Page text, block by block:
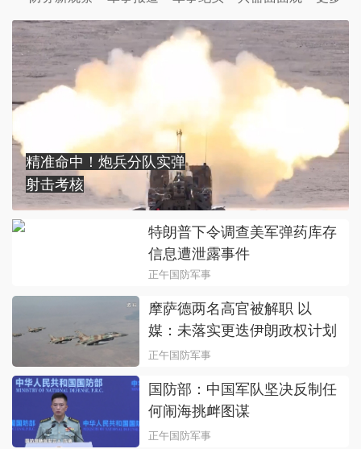
精准命中！炮兵分队实弹
射击考核
特朗普下令调查美军弹药库存
信息遭泄露事件
正午国防军事
摩萨德两名高官被解职 以
媒：未落实更迭伊朗政权计划
正午国防军事
国防部：中国军队坚决反制任
何闹海挑衅图谋
正午国防军事